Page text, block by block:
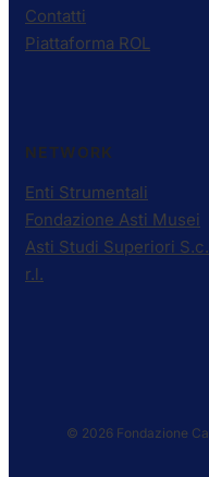
Contatti
Piattaforma ROL
NETWORK
Enti Strumentali
Fondazione Asti Musei
Asti Studi Superiori
r.l.
© 2026 Fondazione